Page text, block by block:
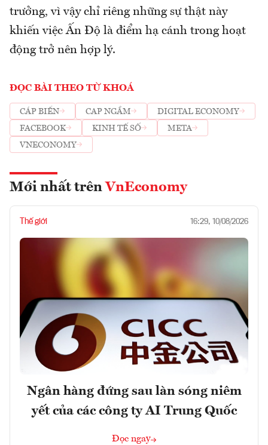
trưởng, vì vậy chỉ riêng những sự thật này
khiến việc Ấn Độ là điểm hạ cánh trong hoạt
động trở nên hợp lý.
ĐỌC BÀI THEO TỪ KHOÁ
CÁP BIỂN CAP NGẦM
DIGITAL ECONOMY
FACEBOOK
KINH TẾ SỐ
META
VNECONOMY
Mới nhất trên VnEconomy
Thế giới 16:29, 10/08/2026
Ngân hàng đứng sau làn sóng niêm
yết của các công ty AI Trung Quốc
Đọc ngay